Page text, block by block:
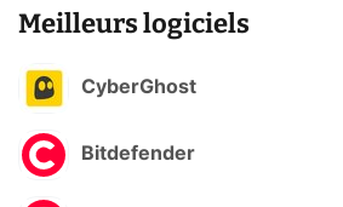
Meilleurs logiciels
CyberGhost
Bitdefender